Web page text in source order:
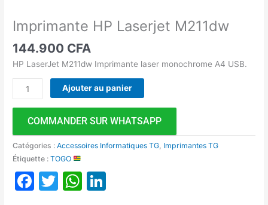
Imprimante HP Laserjet M211dw
144.900 CFA
HP LaserJet M211dw Imprimante laser monochrome A4 USB.
Ajouter au panier
COMMANDER SUR WHATSAPP
Catégories :Accessoires Informatiques TG, Imprimantes TG
Étiquette :TOGO
Facebook
TwitterWhatsApp